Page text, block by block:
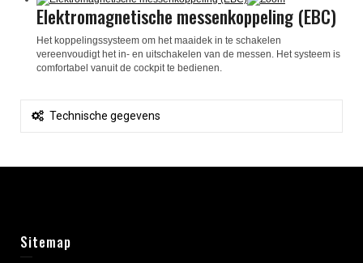
Elektromagnetische messenkoppeling (EBC)
Het koppelingssysteem om het maaidek in te schakelen
vereenvoudigt het in- en uitschakelen van de messen. Het systeem is
comfortabel vanuit de cockpit te bedienen.
Technische gegevens
Sitemap